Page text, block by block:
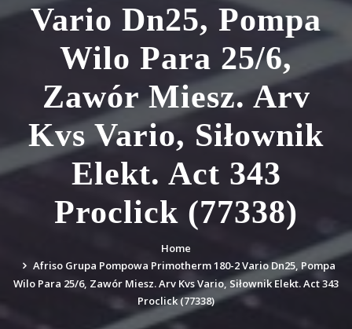
Vario Dn25, Pompa
Wilo Para 25/6,
Zawór Miesz. Arv
Kvs Vario, Siłownik
Elekt. Act 343
Proclick (77338)
Home
Afriso Grupa Pompowa Primotherm 180-2 Vario Dn25, Pompa
Wilo Para 25/6, Zawór Miesz. Arv Kvs Vario, Siłownik Elekt. Act 343
Proclick (77338)